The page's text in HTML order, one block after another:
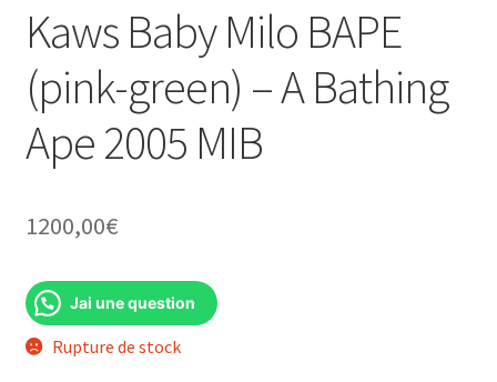
Kaws Baby Milo BAPE
(pink-green) – A Bathing
Ape 2005 MIB
1200,00€
Jai une question
Rupture de stock